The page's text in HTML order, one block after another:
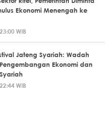
Ekonomi Menengah ke
WIB
Jateng Syariah: Wadah
Ekonomi dan
WIB